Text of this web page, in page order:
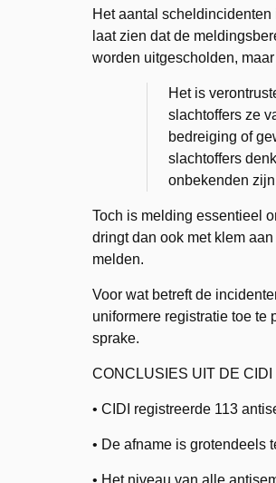
Het aantal
laat zien dat de
worden uitgescholden,
Het is
slachtoffers ze
bedreiging of
slachtoffers
onbekenden
Toch is melding essentieel
dringt dan ook met klem
melden.
Voor wat betreft de
uniformere registratie toe te
sprake.
CONCLUSIES UIT DE
• CIDI registreerde 113
• De afname is grotendeels
• Het niveau van alle